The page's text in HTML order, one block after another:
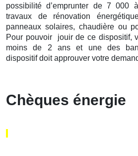
possibilité d’emprunter de 7
travaux de rénovation
panneaux solaires, chaudière ou
Pour pouvoir jouir de ce dispositif,
moins de 2 ans et une des
dispositif doit approuver votre
Chèques énergie